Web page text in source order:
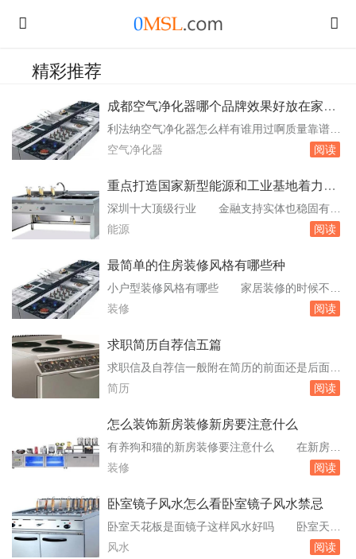
精彩推荐
成都空气净化器哪个品牌效果好放在家里
用的
利法纳空气净化器怎么样有谁用过啊质量靠谱
吗 使用效果：利法纳无耗材空气净化器提供
场地区差异、户型差异、空气气质差异等各种地
立起威能全国服务前烂冲网络。综上所述，利法
纳空气净化器在用户评价、产业规模、使用效果
空气净化器 阅读
重点打造国家新型能源和工业基地着力构
建新型多元稳固的现代
深圳十大顶级行业 金融支持实体也稳固有
力。咨询调查业：咨询调查行业属于第三产业的
贸易咨询、信息咨询、。电子制造业占据深圳工
茅，其三大主力军消费电子、半导体和光学光电
子均在往新能源汽车行业。硅塑井盖哪家好
能源 阅读
最简单的住房装修风格有哪些种
小户型装修风格有哪些 家居装修的时候不仅
要考虑到实用性，还要考虑到它的装饰美观。那
风格：实用灵活双得益彰现代简约装修风格追求
房间组合为主，空间的划分也不再局限于硬质墙
体，而是更注功能空间的逻辑。别墅装修的风格
装修 阅读
求职简历自荐信五篇
求职信及自荐信一般附在简历的前面还是后面
前面求职信及自荐信一般附在简历的前面。如
信、个人简历、自荐信。求职信一般是针对招聘
他根据你的目标来查阅你的简历，增加对你的全
方位认识，最后再看你的自荐信来了解你的求职
简历 阅读
怎么装饰新房装修新房要注意什么
有养狗和猫的新房装修要注意什么 在新房装
修时，考虑到未来将与宠物共同生活，确实需要
及家居环境的整洁。以下是整理的一些关键点：
习惯，例如猫咪喜欢磨爪、攀爬，而狗狗则可能
喜欢挖掘和追逐。因此，在装修时应该考虑到。
装修 阅读
卧室镜子风水怎么看卧室镜子风水禁忌
卧室天花板是面镜子这样风水好吗 卧室天花
板是面镜子很不好！阴晦之地的做法。久而久之
风水 阅读